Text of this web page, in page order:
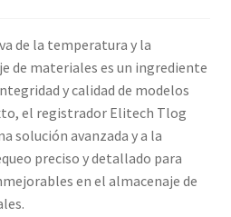
de la temperatura y la
de materiales es un ingrediente
y calidad de modelos
el registrador Elitech Tlog
solución avanzada y a la
preciso y detallado para
en el almacenaje de